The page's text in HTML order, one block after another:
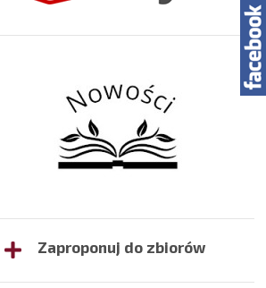
Zaproponuj do zbiorów